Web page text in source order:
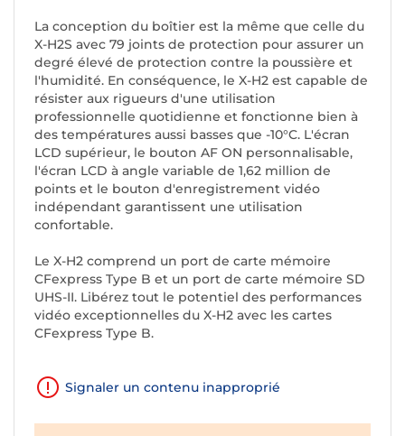
La conception du boîtier est la même que celle du
X-H2S avec 79 joints de protection pour assurer un
degré élevé de protection contre la poussière et
l'humidité. En conséquence, le X-H2 est capable de
résister aux rigueurs d'une utilisation
professionnelle quotidienne et fonctionne bien à
des températures aussi basses que -10°C. L'écran
LCD supérieur, le bouton AF ON personnalisable,
l'écran LCD à angle variable de 1,62 million de
points et le bouton d'enregistrement vidéo
indépendant garantissent une utilisation
confortable.
Le X-H2 comprend un port de carte mémoire
CFexpress Type B et un port de carte mémoire SD
UHS-II. Libérez tout le potentiel des performances
vidéo exceptionnelles du X-H2 avec les cartes
CFexpress Type B.
Signaler un contenu inapproprié